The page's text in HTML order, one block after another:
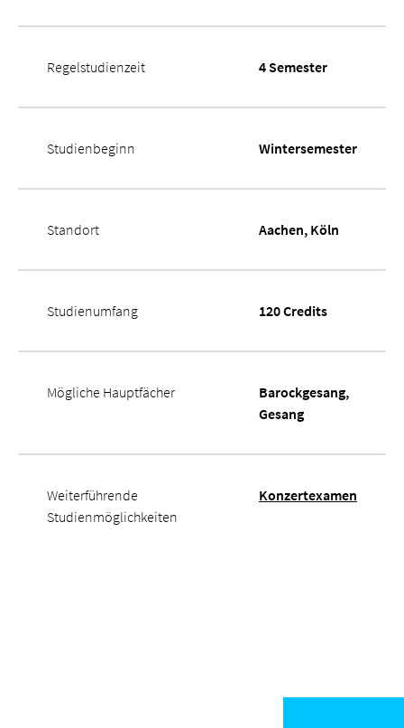
Regelstudienzeit 4 Semester
Studienbeginn Wintersemester
Standort Aachen, Köln
Studienumfang 120 Credits
Mögliche Hauptfächer
Barockgesang,
Gesang
Weiterführende
Studienmöglichkeiten
Konzertexamen